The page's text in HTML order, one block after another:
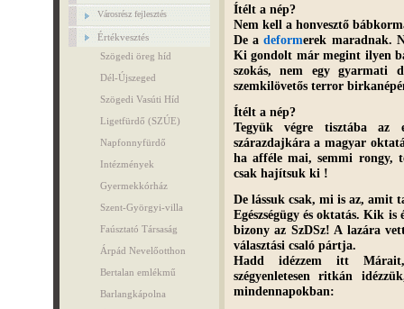
Városrész fejlesztés
Értékvesztés
Szögedi öreg híd
Dél-Újszeged
Szögedi Vasúti Híd
Ligetfürdő (SZÚE)
Napfonnyfürdő
Intézmények
Gyermekkórház
Szent-Györgyi-villa
Faúsztató Társaság
Árpád Nevelőotthon
Bertalan emlékmű
Barlangkápolna
Ítélt a nép?
Nem kell a honvesztő
De adeformerek maradnak.
Ki gondolt már megint ilyen
szokás, nem egy gyarmati
szemkilövetős terror
Ítélt a nép?
Tegyük végre tisztába az
szárazdajkára a magyar
ha afféle mai, semmi rongy,
csak hajítsuk ki !
De lássuk csak, mi is az, amit
Egészségügy és oktatás. Kik
bizony az SzDSz! A lazára
választási csaló pártja.
Hadd idézzem itt
szégyenletesen ritkán
mindennapokban: